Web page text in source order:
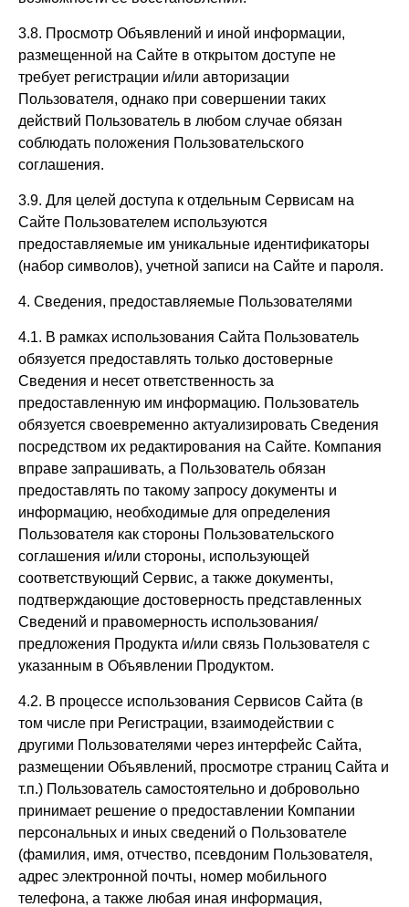
3.8. Просмотр Объявлений и иной информации,
размещенной на Сайте в открытом доступе не
требует регистрации и/или авторизации
Пользователя, однако при совершении таких
действий Пользователь в любом случае обязан
соблюдать положения Пользовательского
соглашения.
3.9. Для целей доступа к отдельным Сервисам на
Сайте Пользователем используются
предоставляемые им уникальные идентификаторы
(набор символов), учетной записи на Сайте и пароля.
4. Сведения, предоставляемые Пользователями
4.1. В рамках использования Сайта Пользователь
обязуется предоставлять только достоверные
Сведения и несет ответственность за
предоставленную им информацию. Пользователь
обязуется своевременно актуализировать Сведения
посредством их редактирования на Сайте. Компания
вправе запрашивать, а Пользователь обязан
предоставлять по такому запросу документы и
информацию, необходимые для определения
Пользователя как стороны Пользовательского
соглашения и/или стороны, использующей
соответствующий Сервис, а также документы,
подтверждающие достоверность представленных
Сведений и правомерность использования/
предложения Продукта и/или связь Пользователя с
указанным в Объявлении Продуктом.
4.2. В процессе использования Сервисов Сайта (в
том числе при Регистрации, взаимодействии с
другими Пользователями через интерфейс Сайта,
размещении Объявлений, просмотре страниц Сайта и
т.п.) Пользователь самостоятельно и добровольно
принимает решение о предоставлении Компании
персональных и иных сведений о Пользователе
(фамилия, имя, отчество, псевдоним Пользователя,
адрес электронной почты, номер мобильного
телефона, а также любая иная информация,